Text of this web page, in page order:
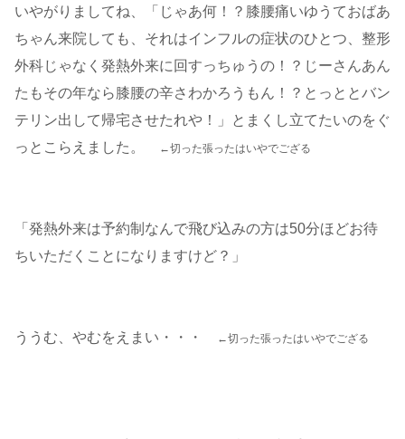
いやがりましてね、「じゃあ何！？膝腰痛いゆうておばあ
ちゃん来院しても、それはインフルの症状のひとつ、整形
外科じゃなく発熱外来に回すっちゅうの！？じーさんあん
たもその年なら膝腰の辛さわかろうもん！？とっととバン
テリン出して帰宅させたれや！」とまくし立てたいのをぐ
っとこらえました。
←切った張ったはいやでござる
「発熱外来は予約制なんで飛び込みの方は50分ほどお待
ちいただくことになりますけど？」
ううむ、やむをえまい・・・ ←切った張ったはいやでござる